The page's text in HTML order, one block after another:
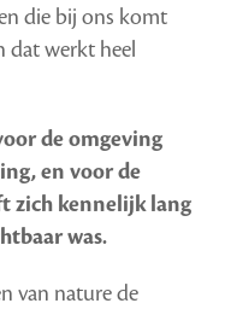
die bij ons komt
dat werkt heel
de omgeving
en voor de
zich kennelijk lang
was.
van nature de